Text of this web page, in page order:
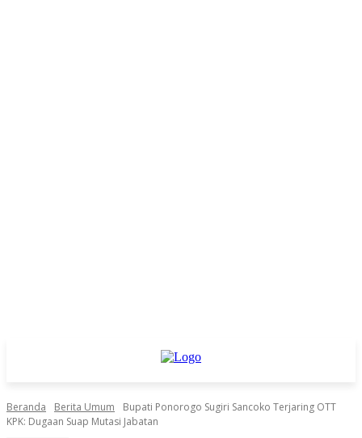
Beranda Berita Umum
Bupati Ponorogo Sugiri Sancoko Terjaring OTT
KPK: Dugaan Suap Mutasi Jabatan